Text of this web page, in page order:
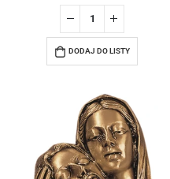
DODAJ DO LISTY